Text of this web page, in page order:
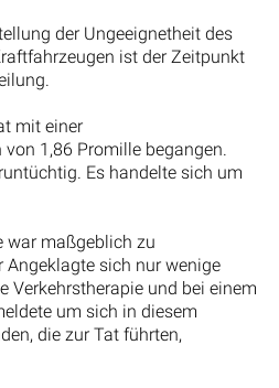
der Ungeeignetheit des
ist der Zeitpunkt
mit einer
1,86 Promille begangen.
Es handelte sich um
war maßgeblich zu
Angeklagte sich nur wenige
Verkehrstherapie und bei einem
um sich in diesem
die zur Tat führten,